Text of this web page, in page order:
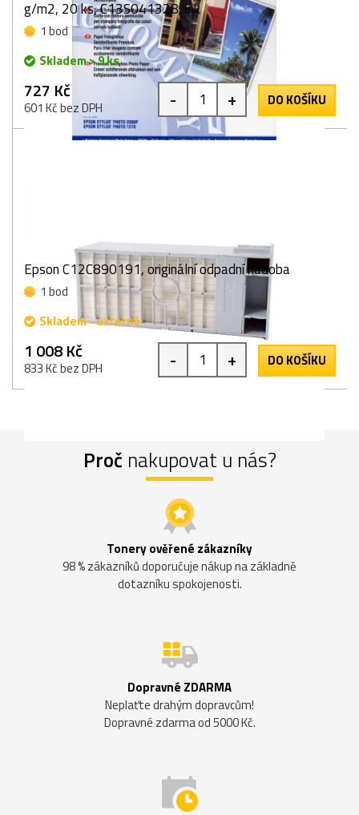
g/m2, 20 ks, C13S041328, ink
1 bod
Skladem > 9 ks
727 Kč
601 Kč bez DPH - + DO KOŠÍKU
Epson C12C890191, originální odpadní nádoba
1 bod
Skladem - externě
1 008 Kč
833 Kč bez DPH - + DO KOŠÍKU
Proč nakupovat u nás?
Tonery ověřené zákazníky
98 % zákazníků doporučuje nákup na základně
dotazníku spokojenosti.
Dopravné ZDARMA
Neplaťte drahým dopravcům!
Dopravné zdarma od 5000 Kč.